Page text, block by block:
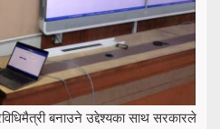
बनाउने उद्देश्यका साथ सरकारले